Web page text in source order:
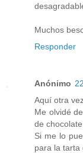
Muchos
Responder
Anónimo
Aquí otra
Me olvidé
de
Si me lo
para la tarta